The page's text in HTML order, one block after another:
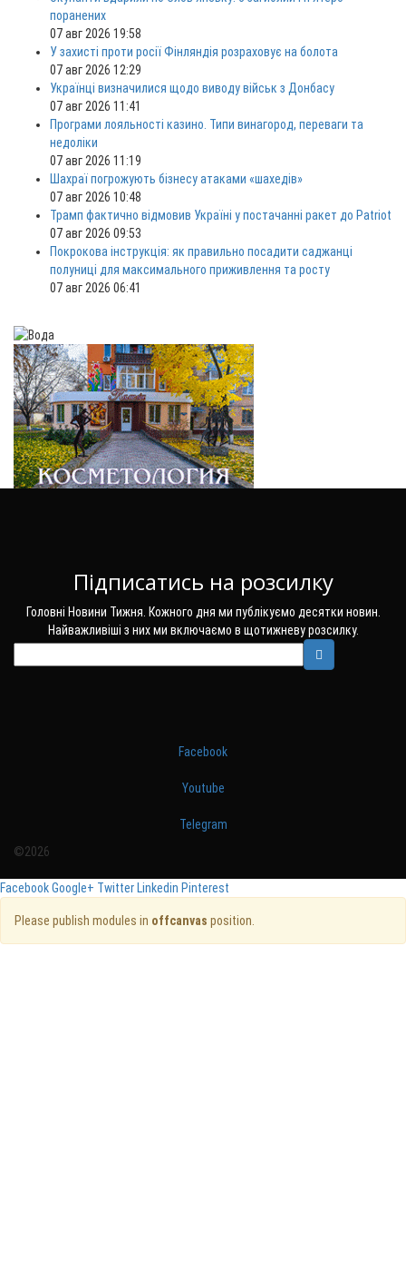
поранених
07 авг 2026 19:58
У захисті проти росії Фінляндія розраховує на болота
07 авг 2026 12:29
Українці визначилися щодо виводу військ з Донбасу
07 авг 2026 11:41
Програми лояльності казино. Типи винагород, переваги та
недоліки
07 авг 2026 11:19
Шахраї погрожують бізнесу атаками «шахедів»
07 авг 2026 10:48
Трамп фактично відмовив Україні у постачанні ракет до Patriot
07 авг 2026 09:53
Покрокова інструкція: як правильно посадити саджанці
полуниці для максимального приживлення та росту
07 авг 2026 06:41
Підписатись на розсилку
Головні Новини Тижня. Кожного дня ми публікуємо десятки новин.
Найважливіші з них ми включаємо в щотижневу розсилку.
Facebook
Youtube
Telegram
©2026
FacebookGoogle+ TwitterLinkedin Pinterest
Please publish modules in offcanvas position.